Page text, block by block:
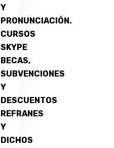
Y
PRONUNCIACIÓN.
CURSOS
SKYPE
BECAS,
SUBVENCIONES
Y
DESCUENTOS
REFRANES
Y
DICHOS